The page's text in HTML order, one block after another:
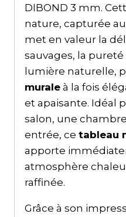
DIBOND 3 mm.
nature, capturée
met en valeur la
sauvages, la
lumière naturelle,
murale à la fois
et apaisante. Idéal
salon, une
entrée, ce tableau
apporte
atmosphère
raffinée.
Grâce à son